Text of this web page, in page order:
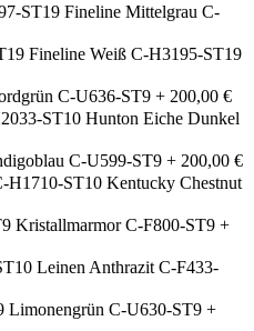
Fineline Mittelgrau C-
Fineline Weiß C-H3195-ST19
C-U636-ST9 + 200,00 €
Hunton Eiche Dunkel
C-U599-ST9 + 200,00 €
Kentucky Chestnut
Kristallmarmor C-F800-ST9 +
Leinen Anthrazit C-F433-
Limonengrün C-U630-ST9 +